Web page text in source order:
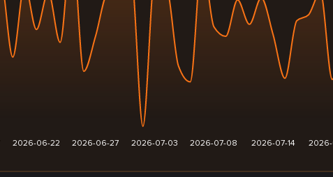
2026-06-22 2026-06-27 2026-07-03 2026-07-08 2026-07-14